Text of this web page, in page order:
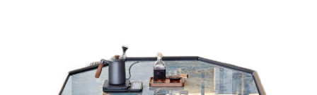
Уличное освещение
Комплектующие